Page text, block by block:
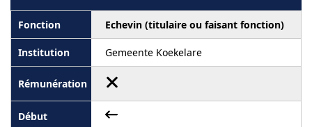
Echevin (titulaire ou faisant fonction)
Gemeente Koekelare